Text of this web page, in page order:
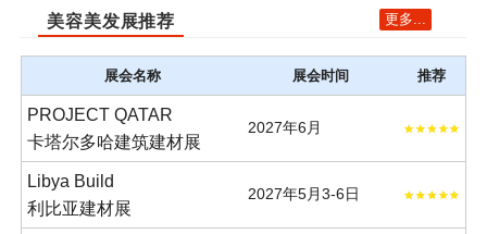
美容美发展推荐 更多...
展会名称 展会时间 推荐
PROJECT QATAR
卡塔尔多哈建筑建材展
2027年6月
Libya Build
利比亚建材展
2027年5月3-6日